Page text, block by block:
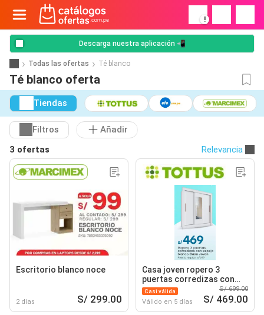
!
Descarga nuestra aplicación 📲
Todas las ofertas Té blanco
Té blanco oferta
Tiendas
Filtros
Añadir
3 ofertas
Relevancia
Escritorio blanco noce
2 días S/ 299.00
Casa joven ropero 3
puertas corredizas con
espejo blanco
Casi válida
Válido en 5 días
S/ 699.00
S/ 469.00